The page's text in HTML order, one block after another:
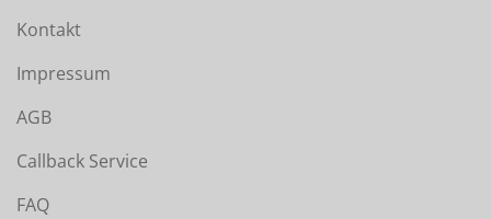
Kontakt
Impressum
AGB
Callback Service
FAQ